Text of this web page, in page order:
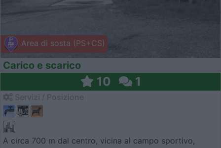
Area di sosta (PS+CS)
Carico e scarico
10 1
A circa 700 m dal centro, vicina al campo sportivo,